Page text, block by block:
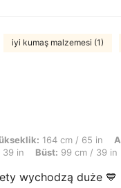
iyi kumaş malzemesi (1)
164 cm / 65 in, Ağırlık: 64
164 cm / 65 in
39 in Büst: 99 cm / 39 in
wychodzą duże 💙